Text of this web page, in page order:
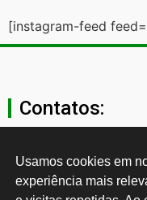
[instagram-feed
Contatos:
Usamos cookies em
experiência mais